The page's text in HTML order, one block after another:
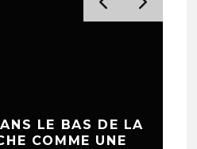
LE BAS DE LA
COMME UNE